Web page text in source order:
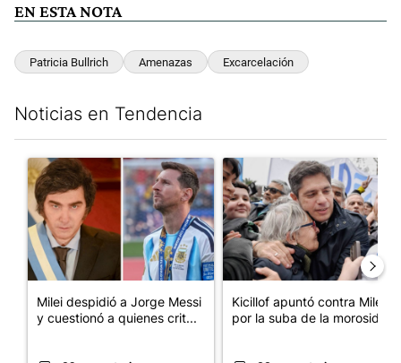
EN ESTA NOTA
Patricia Bullrich Amenazas Excarcelación
Noticias en Tendencia
Un artículo de tendencia con el título "Milei despidió a Jorge
Milei despidió a Jorge Messi
y cuestionó a quienes crit...
Un artículo de tendencia con
Kicillof apuntó contra Milei
por la suba de la morosida...